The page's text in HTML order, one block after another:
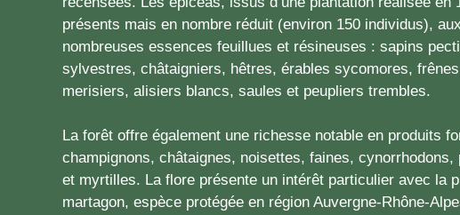
présents mais en nombre réduit (environ 150 individus),
nombreuses essences feuillues et résineuses : sapins
sylvestres, châtaigniers, hêtres, érables sycomores,
merisiers, alisiers blancs, saules et peupliers trembles.
La forêt offre également une richesse notable en produits
champignons, châtaignes, noisettes, faines, cynorrhodons,
et myrtilles. La flore présente un intérêt particulier avec la
martagon, espèce protégée en région Auvergne-Rhône-